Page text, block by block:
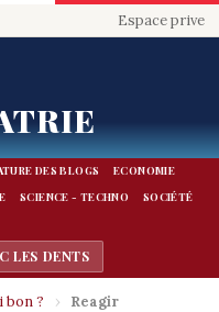
Espace prive
DES BLOGS
ECONOMIE
SCIENCE - TECHNO
SOCIÉTÉ
bon ? › Reagir